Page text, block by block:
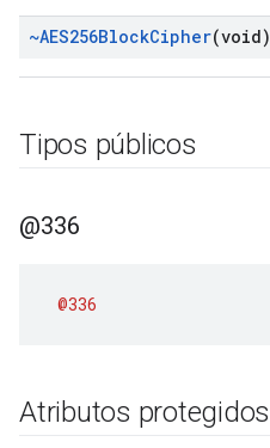
~AES256BlockCipher(void)
Tipos públicos
@336
@336
Atributos protegidos